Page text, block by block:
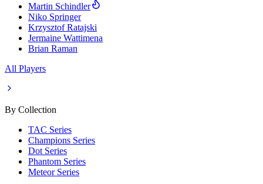
Martin Schindler
Niko Springer
Krzysztof Ratajski
Jermaine Wattimena
Brian Raman
All Players
By Collection
TAC Series
Champions Series
Dot Series
Phantom Series
Meteor Series